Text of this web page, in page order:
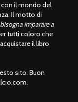
con il mondo del
Il motto di
imparare a
tutti coloro che
il libro
sito. Buon